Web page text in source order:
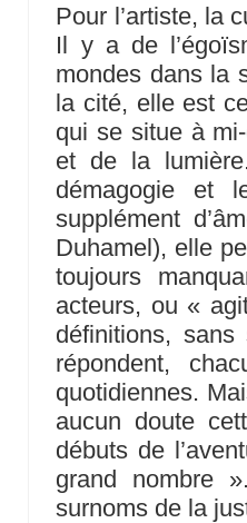
Pour l’artiste, la
Il y a de
mondes dans la
la cité, elle est
qui se situe à
et de la
démagogie et
supplément
Duhamel), elle
toujours
acteurs, ou «
définitions, sans
répondent,
quotidiennes.
aucun doute
débuts de
grand nombre
surnoms de la